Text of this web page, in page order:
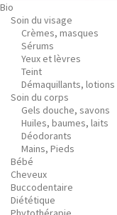
Bio
Soin du visage
Crèmes, masques
Sérums
Yeux et lèvres
Teint
Démaquillants, lotions
Soin du corps
Gels douche, savons
Huiles, baumes, laits
Déodorants
Mains, Pieds
Bébé
Cheveux
Buccodentaire
Diététique